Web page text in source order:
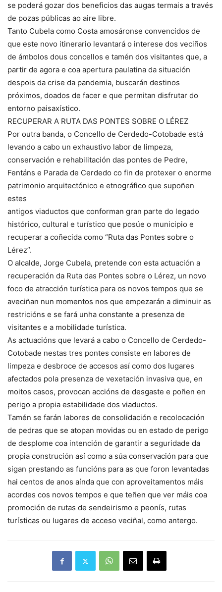
se poderá gozar dos beneficios das augas termais a través
de pozas públicas ao aire libre.
Tanto Cubela como Costa amosáronse convencidos de
que este novo itinerario levantará o interese dos veciños
de ámbolos dous concellos e tamén dos visitantes que, a
partir de agora e coa apertura paulatina da situación
despois da crise da pandemia, buscarán destinos
próximos, doados de facer e que permitan disfrutar do
entorno paisaxístico.
RECUPERAR A RUTA DAS PONTES SOBRE O LÉREZ
Por outra banda, o Concello de Cerdedo-Cotobade está
levando a cabo un exhaustivo labor de limpeza,
conservación e rehabilitación das pontes de Pedre,
Fentáns e Parada de Cerdedo co fin de protexer o enorme
patrimonio arquitectónico e etnográfico que supoñen
estes
antigos viaductos que conforman gran parte do legado
histórico, cultural e turístico que posúe o municipio e
recuperar a coñecida como “Ruta das Pontes sobre o
Lérez”.
O alcalde, Jorge Cubela, pretende con esta actuación a
recuperación da Ruta das Pontes sobre o Lérez, un novo
foco de atracción turística para os novos tempos que se
aveciñan nun momentos nos que empezarán a diminuir as
restricións e se fará unha constante a presenza de
visitantes e a mobilidade turística.
As actuacións que levará a cabo o Concello de Cerdedo-
Cotobade nestas tres pontes consiste en labores de
limpeza e desbroce de accesos así como dos lugares
afectados pola presenza de vexetación invasiva que, en
moitos casos, provocan accións de desgaste e poñen en
perigo a propia estabilidade dos viaductos.
Tamén se farán labores de consolidación e recolocación
de pedras que se atopan movidas ou en estado de perigo
de desplome coa intención de garantir a seguridade da
propia construción así como a súa conservación para que
sigan prestando as funcións para as que foron levantadas
hai centos de anos aínda que con aproveitamentos máis
acordes cos novos tempos e que teñen que ver máis coa
promoción de rutas de sendeirismo e peonís, rutas
turísticas ou lugares de acceso veciñal, como antergo.